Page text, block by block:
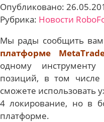
рынках:
стратегии,
новости…
Опубликовано:
Рубрика: Новости
Мы рады сообщить
платформе
одному
позиций, в том
сможете использовать
4 локирование, но в
платформе.